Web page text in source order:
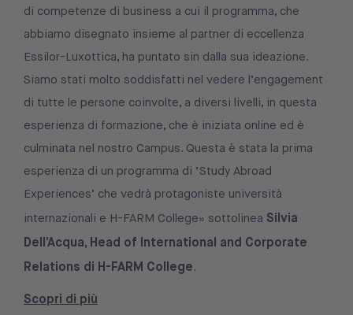
di competenze di business a cui il programma, che
abbiamo disegnato insieme al partner di eccellenza
Essilor-Luxottica, ha puntato sin dalla sua ideazione.
Siamo stati molto soddisfatti nel vedere l’engagement
di tutte le persone coinvolte, a diversi livelli, in questa
esperienza di formazione, che è iniziata online ed è
culminata nel nostro Campus. Questa è stata la prima
esperienza di un programma di ‘Study Abroad
Experiences’ che vedrà protagoniste università
internazionali e H-FARM College» sottolinea Silvia
Dell’Acqua, Head of International and Corporate
Relations di H-FARM College.
Scopri di più